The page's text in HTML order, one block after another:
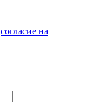
согласие на